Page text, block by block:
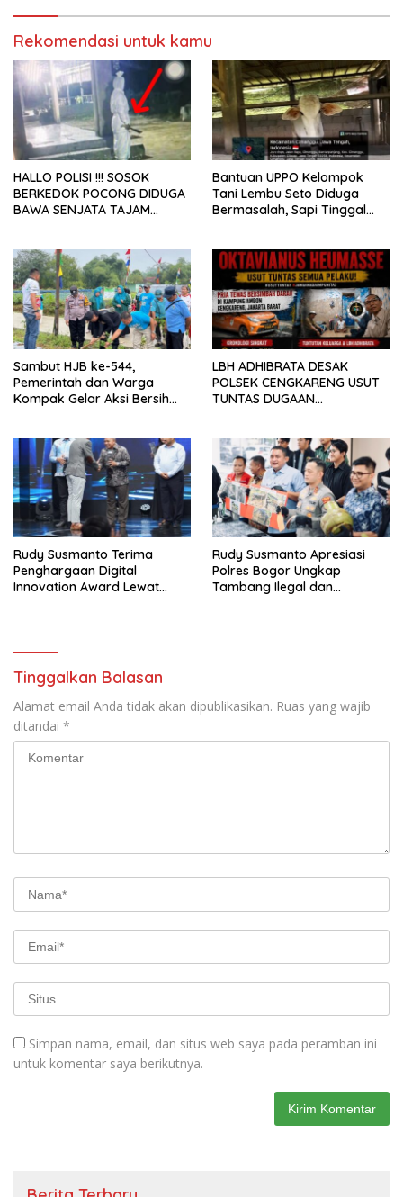
Rekomendasi untuk kamu
HALLO POLISI !!! SOSOK
BERKEDOK POCONG DIDUGA
BAWA SENJATA TAJAM
LEBONG
Bantuan UPPO Kelompok
Tani Lembu Seto Diduga
Bermasalah, Sapi Tinggal
Sambut HJB ke-544,
Pemerintah dan Warga
Kompak Gelar Aksi Bersih
LBH ADHIBRATA DESAK
POLSEK CENGKARENG USUT
TUNTAS DUGAAN
Rudy Susmanto Terima
Penghargaan Digital
Innovation Award Lewat
Rudy Susmanto Apresiasi
Polres Bogor Ungkap
Tambang Ilegal dan
Tinggalkan Balasan
Alamat email Anda tidak akan dipublikasikan. Ruas yang wajib
ditandai *
Simpan nama, email, dan situs web saya pada peramban ini
untuk komentar saya berikutnya.